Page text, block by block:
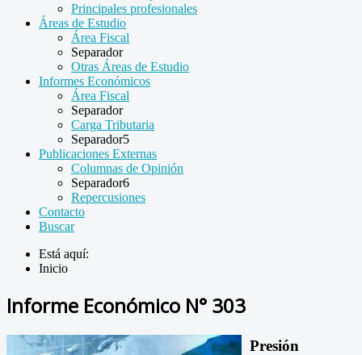
Principales profesionales
Áreas de Estudio
Área Fiscal
Separador
Otras Áreas de Estudio
Informes Económicos
Área Fiscal
Separador
Carga Tributaria
Separador5
Publicaciones Externas
Columnas de Opinión
Separador6
Repercusiones
Contacto
Buscar
Está aquí:
Inicio
Informe Económico N° 303
Presión